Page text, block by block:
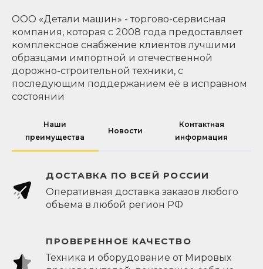
ООО «Детали машин» - торгово-сервисная
компания, которая с 2008 года предоставляет
комплексное снабжение клиентов лучшими
образцами импортной и отечественной
дорожно-строительной техники, с
последующим поддержанием её в исправном
состоянии
Наши
преимущества
Новости
Контактная
информация
ДОСТАВКА ПО ВСЕЙ РОССИИ
Оперативная доставка заказов любого
объема в любой регион РФ
ПРОВЕРЕННОЕ КАЧЕСТВО
Техника и оборудование от Мировых